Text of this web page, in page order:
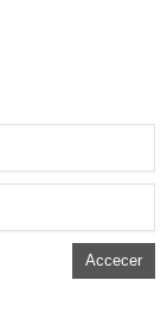
Accecer